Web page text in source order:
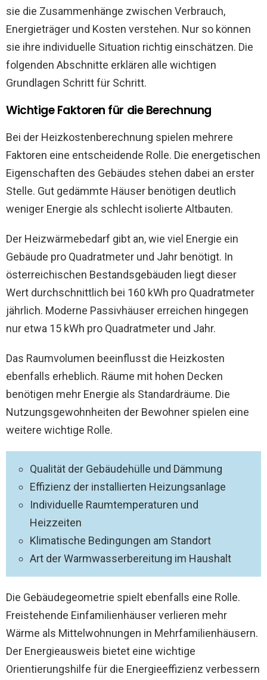
sie die Zusammenhänge zwischen Verbrauch,
Energieträger und Kosten verstehen. Nur so können
sie ihre individuelle Situation richtig einschätzen. Die
folgenden Abschnitte erklären alle wichtigen
Grundlagen Schritt für Schritt.
Wichtige Faktoren für die Berechnung
Bei der Heizkostenberechnung spielen mehrere
Faktoren eine entscheidende Rolle. Die energetischen
Eigenschaften des Gebäudes stehen dabei an erster
Stelle. Gut gedämmte Häuser benötigen deutlich
weniger Energie als schlecht isolierte Altbauten.
Der Heizwärmebedarf gibt an, wie viel Energie ein
Gebäude pro Quadratmeter und Jahr benötigt. In
österreichischen Bestandsgebäuden liegt dieser
Wert durchschnittlich bei 160 kWh pro Quadratmeter
jährlich. Moderne Passivhäuser erreichen hingegen
nur etwa 15 kWh pro Quadratmeter und Jahr.
Das Raumvolumen beeinflusst die Heizkosten
ebenfalls erheblich. Räume mit hohen Decken
benötigen mehr Energie als Standardräume. Die
Nutzungsgewohnheiten der Bewohner spielen eine
weitere wichtige Rolle.
Qualität der Gebäudehülle und Dämmung
Effizienz der installierten Heizungsanlage
Individuelle Raumtemperaturen und
Heizzeiten
Klimatische Bedingungen am Standort
Art der Warmwasserbereitung im Haushalt
Die Gebäudegeometrie spielt ebenfalls eine Rolle.
Freistehende Einfamilienhäuser verlieren mehr
Wärme als Mittelwohnungen in Mehrfamilienhäusern.
Der Energieausweis bietet eine wichtige
Orientierungshilfe für die Energieeffizienz verbessern